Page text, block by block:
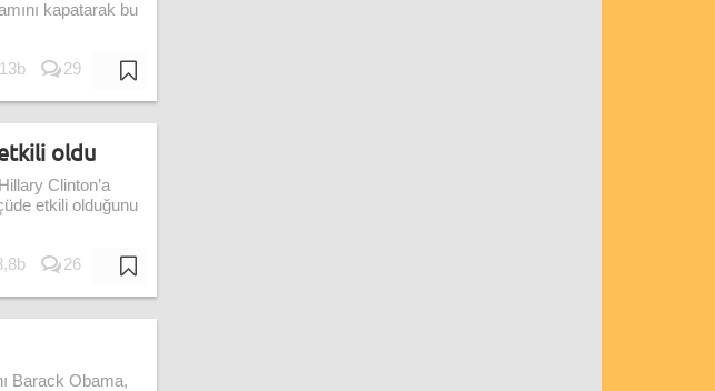
kapatarak bu
13b 29
oldu
Clinton’a
etkili olduğunu
26
Barack Obama,